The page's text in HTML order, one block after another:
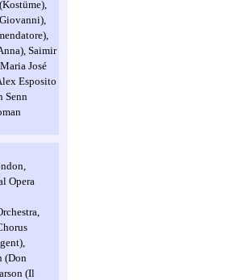
Saimir
José
Esposito
Senn
Opera
(Don
(Il